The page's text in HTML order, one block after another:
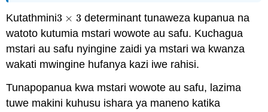
Kutathmini3 × 3
3 ×3
determinant tunaweza kupanua na
watoto kutumia mstari wowote au safu. Kuchagua
mstari au safu nyingine zaidi ya mstari wa kwanza
wakati mwingine hufanya kazi iwe rahisi.
Tunapopanua kwa mstari wowote au safu, lazima
tuwe makini kuhusu ishara ya maneno katika